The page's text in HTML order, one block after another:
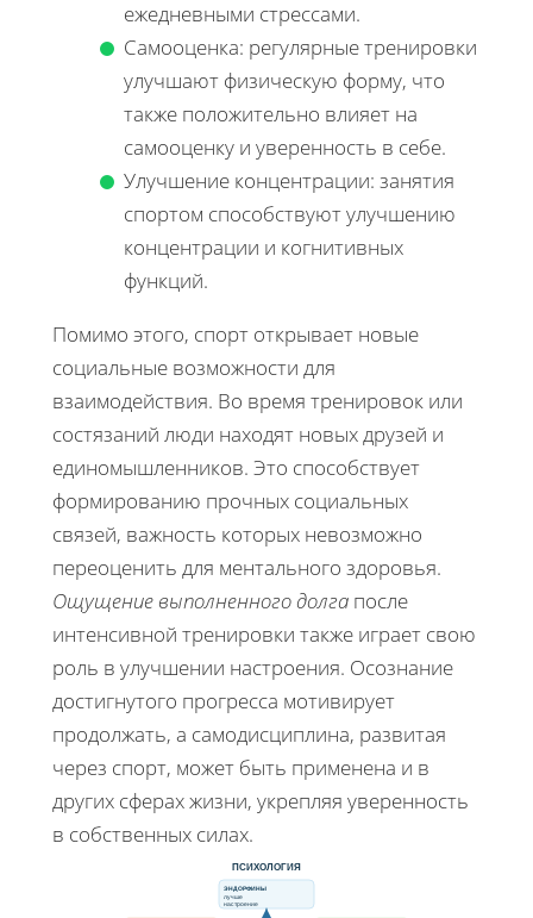
ежедневными стрессами.
Самооценка: регулярные тренировки
улучшают физическую форму, что
также положительно влияет на
самооценку и уверенность в себе.
Улучшение концентрации: занятия
спортом способствуют улучшению
концентрации и когнитивных
функций.
Помимо этого, спорт открывает новые
социальные возможности для
взаимодействия. Во время тренировок или
состязаний люди находят новых друзей и
единомышленников. Это способствует
формированию прочных социальных
связей, важность которых невозможно
переоценить для ментального здоровья.
Ощущение выполненного долга после
интенсивной тренировки также играет свою
роль в улучшении настроения. Осознание
достигнутого прогресса мотивирует
продолжать, а самодисциплина, развитая
через спорт, может быть применена и в
других сферах жизни, укрепляя уверенность
в собственных силах.
ПСИХОЛОГИЯ
ЭНДОРФИНЫ
лучше
настроение